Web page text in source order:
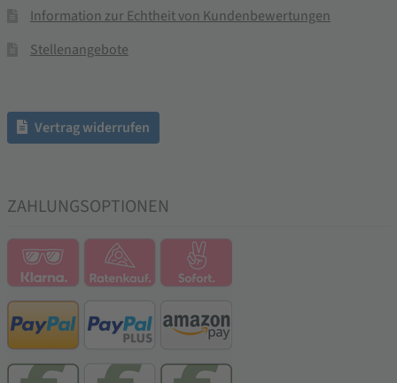
Information zur Echtheit von Kundenbewertungen
Stellenangebote
Vertrag widerrufen
ZAHLUNGSOPTIONEN